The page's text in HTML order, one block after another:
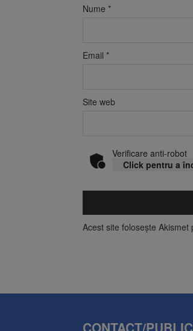
Nume *
Email *
Site web
Verificare anti-robot
Click pentru a
Acest site folosește